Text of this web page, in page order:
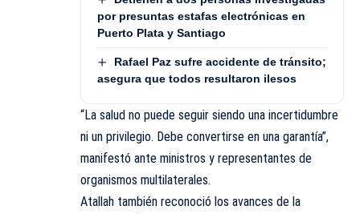
por presuntas estafas electrónicas en
Puerto Plata y Santiago
Rafael Paz sufre accidente de tránsito;
asegura que todos resultaron ilesos
“La salud no puede seguir siendo una incertidumbre
ni un privilegio. Debe convertirse en una garantía”,
manifestó ante ministros y representantes de
organismos multilaterales.
Atallah también reconoció los avances de la